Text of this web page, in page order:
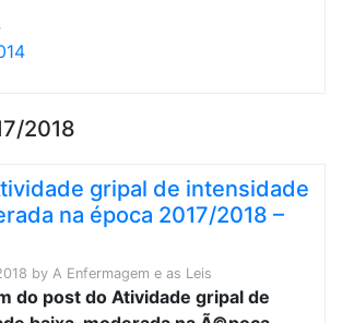
2018
gripal de intensidade
na época 2017/2018 –
by A Enfermagem e as Leis